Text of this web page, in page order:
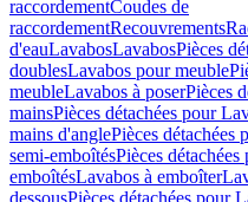
raccordementCoudes de
raccordementRecouvrements
d'eauLavabosLavabosPièces
doublesLavabos pour meuble
meubleLavabos à poserPièces
mainsPièces détachées pour
mains d'anglePièces détachées
semi-emboîtésPièces
emboîtésLavabos à emboîter
dessousPièces détachées pour